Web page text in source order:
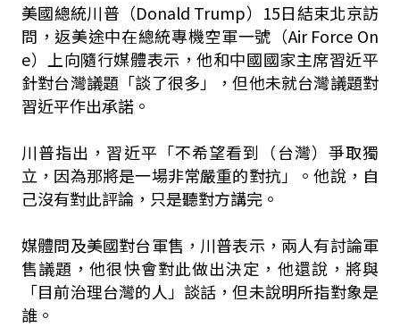
美國總統川普（Donald Trump）15日結束北京訪
問，返美途中在總統專機空軍一號（Air Force On
e）上向隨行媒體表示，他和中國國家主席習近平
針對台灣議題「談了很多」，但他未就台灣議題對
習近平作出承諾。
川普指出，習近平「不希望看到（台灣）爭取獨
立，因為那將是一場非常嚴重的對抗」。他說，自
己沒有對此評論，只是聽對方講完。
媒體問及美國對台軍售，川普表示，兩人有討論軍
售議題，他很快會對此做出決定，他還說，將與
「目前治理台灣的人」談話，但未說明所指對象是
誰。